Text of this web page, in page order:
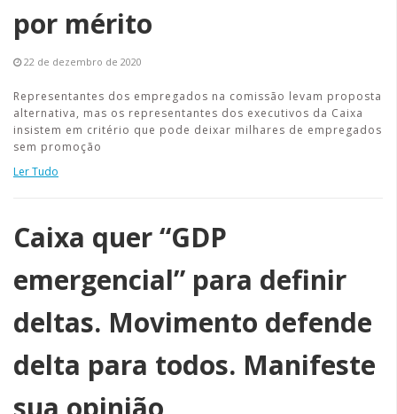
por mérito
22 de dezembro de 2020
Representantes dos empregados na comissão levam proposta
alternativa, mas os representantes dos executivos da Caixa
insistem em critério que pode deixar milhares de empregados
sem promoção
Ler Tudo
Caixa quer “GDP
emergencial” para definir
deltas. Movimento defende
delta para todos. Manifeste